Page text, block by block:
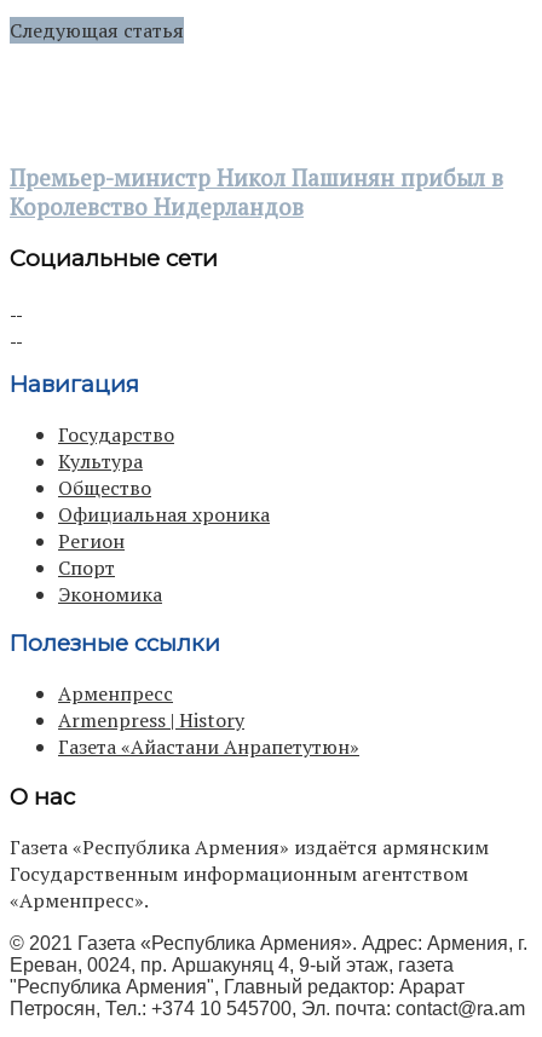
Следующая статья
Премьер-министр Никол Пашинян прибыл в
Королевство Нидерландов
Социальные сети
Навигация
Государство
Культура
Общество
Официальная хроника
Регион
Спорт
Экономика
Полезные ссылки
Арменпресс
Armenpress | History
Газета «Айастани Анрапетутюн»
О нас
Газета «Республика Армения» издаётся армянским
Государственным информационным агентством
«Арменпресс».
© 2021 Газета «Республика Армения». Адрес: Армения, г.
Ереван, 0024, пр. Аршакуняц 4, 9-ый этаж, газета
"Республика Армения", Главный редактор: Арарат
Петросян, Тел.: +374 10 545700, Эл. почта: contact@ra.am